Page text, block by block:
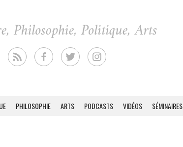
PHILOSOPHIE ARTS PODCASTS VIDÉOS SÉMINAIRES